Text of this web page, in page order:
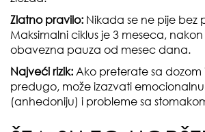
Zlatno pravilo: Nikada se ne pije bez
Maksimalni ciklus je 3 meseca,
obavezna pauza od mesec dana.
Najveći rizik: Ako preterate sa dozom
predugo, može izazvati
(anhedoniju) i probleme sa